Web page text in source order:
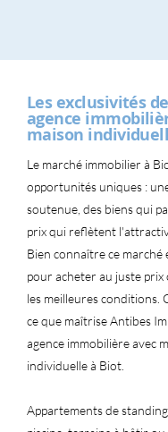
Les exclusivités
agence
maison
Le marché immobilier à
opportunités uniques :
soutenue, des biens qui
prix qui reflètent
Bien connaître ce marché
pour acheter au juste
les meilleures conditions.
ce que maîtrise Antibes
agence immobilière avec
individuelle à Biot.
Appartements de